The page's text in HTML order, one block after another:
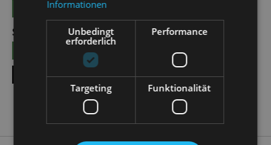
TICKETS
15 €
SUN | 22.11.2026 | 12:00 - 13:00
15 €
SHOW ALL DATES
Informationen
Unbedingt
erforderlich
Performance
Targeting Funktionalität